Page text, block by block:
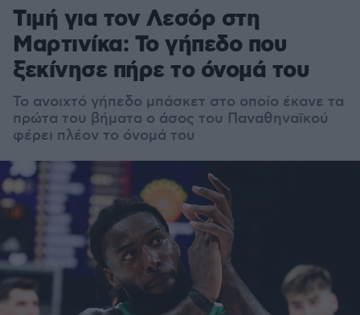
Τιμή για τον Λεσόρ στη
Μαρτινίκα: Το γήπεδο που
ξεκίνησε πήρε το όνομά του
Το ανοιχτό γήπεδο μπάσκετ στο οποίο έκανε τα
πρώτα του βήματα ο άσος του Παναθηναϊκού
φέρει πλέον το όνομά του